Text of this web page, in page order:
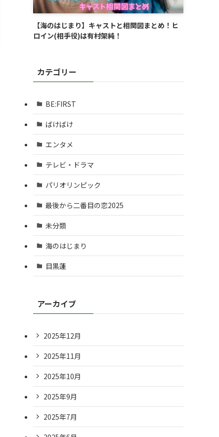
【海のはじまり】キャストと相関図まとめ！ヒ
ロイン(相手役)は有村架純！
カテゴリー
BE:FIRST
ばけばけ
エンタメ
テレビ・ドラマ
パリオリンピック
最後から二番目の恋2025
未分類
海のはじまり
目黒蓮
アーカイブ
2025年12月
2025年11月
2025年10月
2025年9月
2025年7月